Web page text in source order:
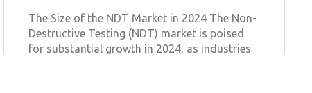
The Size of the NDT Market in 2024 The Non-
Destructive Testing (NDT) market is poised
for substantial growth in 2024, as industries